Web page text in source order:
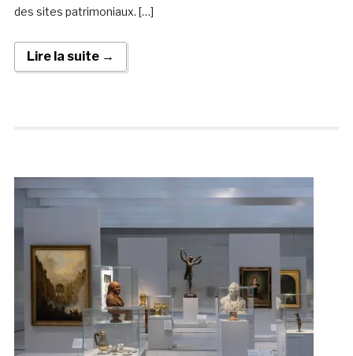
des sites patrimoniaux. […]
Lire la suite →